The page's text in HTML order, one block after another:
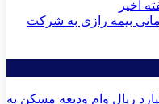
میلیارد تومانی بیمه رازی به شرکت